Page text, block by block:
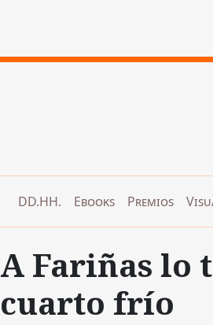
DD.HH. Ebooks Premios
A Fariñas lo
cuarto frío